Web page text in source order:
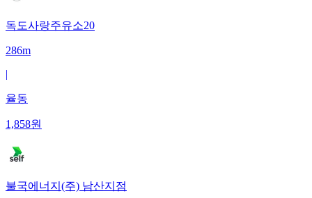
독도사랑주유소20
286m
|
율동
1,858원
불국에너지(주) 남산지점